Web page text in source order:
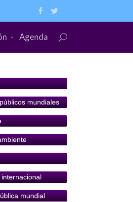
Agenda
mundiales
mundial